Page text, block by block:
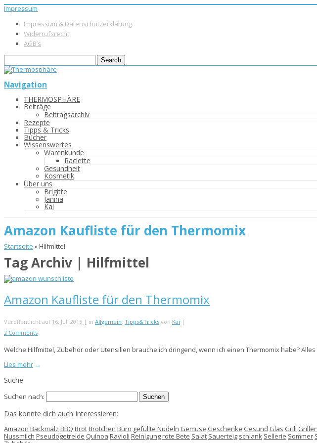
Impressum
Impressum & Datenschutzerklärung
Widerrufsrecht
AGB’s
Navigation
THERMOSPHÄRE
Beiträge
Beitragsarchiv
Rezepte
Tipps & Tricks
Bücher
Wissenswertes
Warenkunde
Raclette
Gesundheit
Kosmetik
Über uns
Brigitte
Janina
Kai
Amazon Kaufliste für den Thermomix
Startseite »Hilfmittel
Tag Archiv | Hilfmittel
Amazon Kaufliste für den Thermomix
Veröffentlicht auf 16. Juli 2015 | in Allgemein, Tipps&Tricks von Kai |
2 Comments
Welche Hilfmittel, Zubehör oder Utensilien brauche ich dringend, wenn ich einen Thermomix habe?
Lies mehr →
Suche
Suchen nach:
Das könnte dich auch Interessieren:
Amazon Backmalz BBQ BrotBrötchen Büro gefüllte Nudeln Gemüse Geschenke Gesund Glas Grill Grillen
Nussmilch Pseudogetreide Quinoa Ravioli Reinigungrote Bete Salat Sauerteig schlank Sellerie Sommer